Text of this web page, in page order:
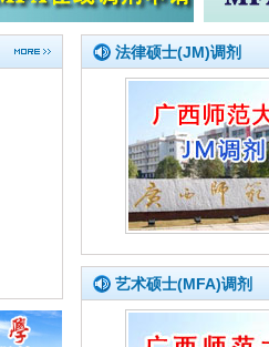
法律硕士(JM)调剂
艺术硕士(MFA)调剂